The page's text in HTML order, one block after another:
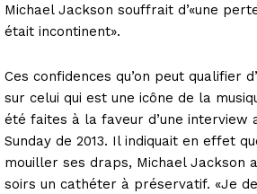
Michael Jackson souffrait d’«une
était incontinent».
Ces confidences qu’on peut qualifier
sur celui qui est une icône de la
été faites à la faveur d’une interview
Sunday de 2013. Il indiquait en effet
mouiller ses draps, Michael Jackson
soirs un cathéter à préservatif. «Je